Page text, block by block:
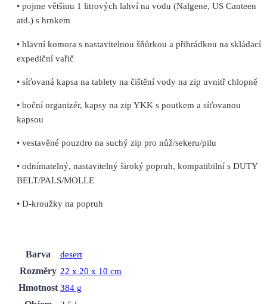
• pojme většinu 1 litrových lahví na vodu (Nalgene, US Canteen
atd.) s hrnkem
• hlavní komora s nastavitelnou šňůrkou a přihrádkou na skládací
expediční vařič
• síťovaná kapsa na tablety na čištění vody na zip uvnitř chlopně
• boční organizér, kapsy na zip YKK s poutkem a síťovanou
kapsou
• vestavěné pouzdro na suchý zip pro nůž/sekeru/pilu
• odnímatelný, nastavitelný široký popruh, kompatibilní s DUTY
BELT/PALS/MOLLE
• D-kroužky na popruh
Barva
desert
Rozměry 22 x 20 x 10 cm
Hmotnost 384 g